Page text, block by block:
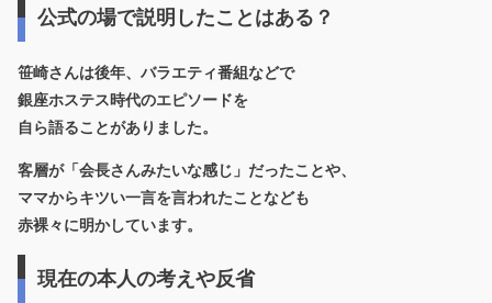
公式の場で説明したことはある？
笹崎さんは後年、バラエティ番組などで
銀座ホステス時代のエピソードを
自ら語ることがありました。
客層が「会長さんみたいな感じ」だったことや、
ママからキツい一言を言われたことなども
赤裸々に明かしています。
現在の本人の考えや反省